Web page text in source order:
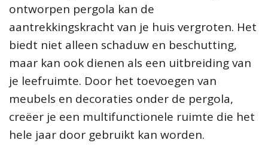
ontworpen pergola kan de
aantrekkingskracht van je huis vergroten. Het
biedt niet alleen schaduw en beschutting,
maar kan ook dienen als een uitbreiding van
je leefruimte. Door het toevoegen van
meubels en decoraties onder de pergola,
creëer je een multifunctionele ruimte die het
hele jaar door gebruikt kan worden.